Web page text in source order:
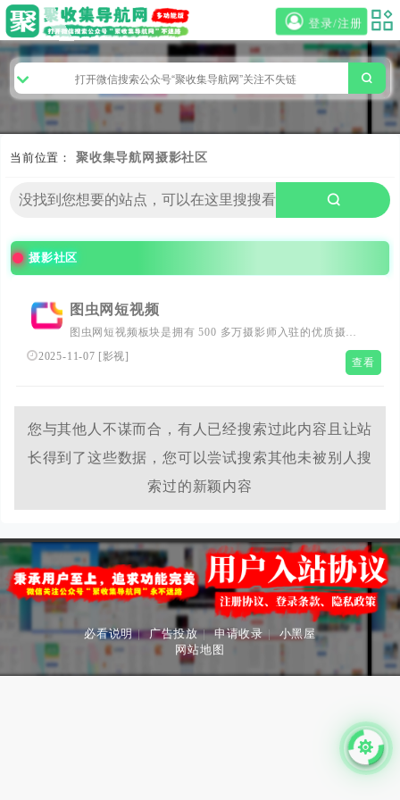
登录/注册
当前位置： 聚收集导航网 摄影社区
摄影社区
图虫网短视频
图虫网短视频板块是拥有 500 多万摄影师入驻的优质摄影
图片及影视内容分享社区，涵盖纪实、风光等几十个专业摄
2025-11-07 [影视] 查看
您与其他人不谋而合，有人已经搜索过此内容且让站
长得到了这些数据，您可以尝试搜索其他未被别人搜
索过的新颖内容
必看说明 | 广告投放 | 申请收录 |
小黑屋
网站地图